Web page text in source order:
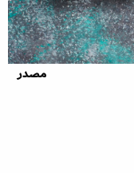
مصدر